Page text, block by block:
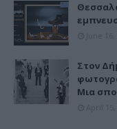
Στον
Μια